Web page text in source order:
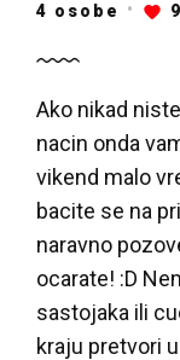
4 osobe
Ako nikad
nacin onda
vikend malo
bacite se na
naravno
ocarate! :D
sastojaka ili
kraju pretvori